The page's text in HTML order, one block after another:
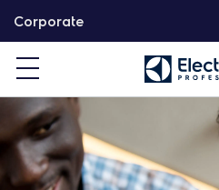
Corporate